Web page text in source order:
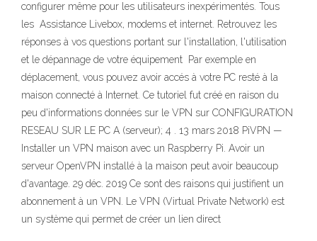
configurer même pour les utilisateurs inexpérimentés. Tous
les Assistance Livebox, modems et internet. Retrouvez les
réponses à vos questions portant sur l'installation, l'utilisation
et le dépannage de votre équipement Par exemple en
déplacement, vous pouvez avoir accés à votre PC resté à la
maison connecté à Internet. Ce tutoriel fut créé en raison du
peu d'informations données sur le VPN sur CONFIGURATION
RESEAU SUR LE PC A (serveur); 4 . 13 mars 2018 PiVPN —
Installer un VPN maison avec un Raspberry Pi. Avoir un
serveur OpenVPN installé à la maison peut avoir beaucoup
d'avantage. 29 déc. 2019 Ce sont des raisons qui justifient un
abonnement à un VPN. Le VPN (Virtual Private Network) est
un système qui permet de créer un lien direct